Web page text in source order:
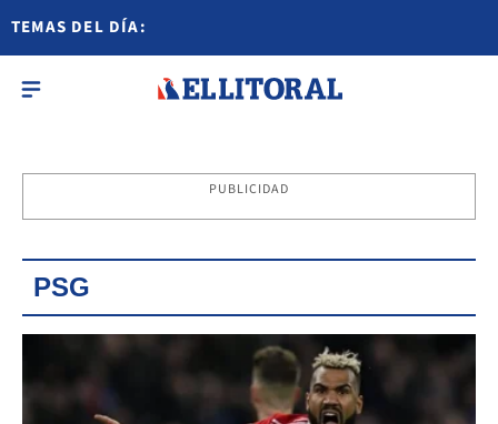
TEMAS DEL DÍA:
PUBLICIDAD
PSG